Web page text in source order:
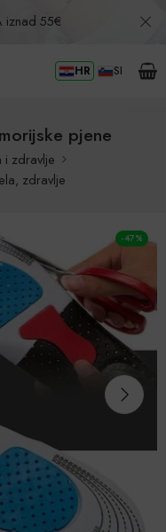
iznad 55€
HR SI
pjene
i zdravlje
zdravlje
-47%